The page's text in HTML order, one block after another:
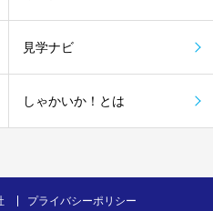
見学ナビ
しゃかいか！とは
プライバシーポリシー